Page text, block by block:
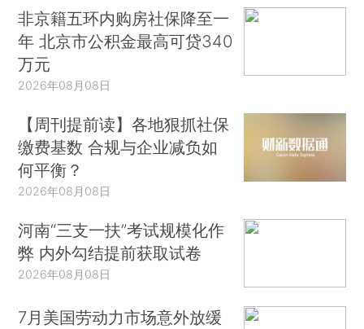
非京籍五环内购房社保降至一
年 北京市公积金最高可贷340
万元
2026年08月08日
【周刊提前读】各地狠抓社保
缴费基数 合规与企业减负如
何平衡？
2026年08月08日
河南“三支一扶”考试规模化作
弊 内外勾结提前获取试卷
2026年08月08日
7月美国劳动力市场意外放缓